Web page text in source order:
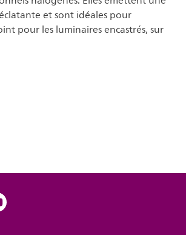
et sont idéales pour
pour les luminaires encastrés, sur